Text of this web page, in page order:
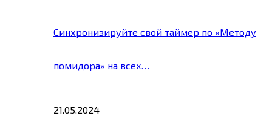
Синхронизируйте свой таймер по «Методу
помидора» на всех…
21.05.2024